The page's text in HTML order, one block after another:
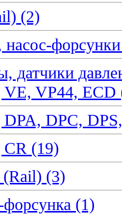
(2)
датчики
VP44, ECD
DPC,
(19)
(3)
(1)